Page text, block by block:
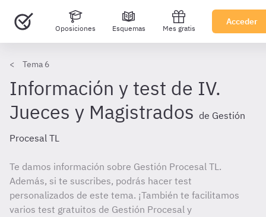
Oposiciones Esquemas Mes gratis
Acceder
Tema 6
Información y test de IV.
Jueces y Magistrados de Gestión
Procesal TL
Te damos información sobre Gestión Procesal TL.
Además, si te suscribes, podrás hacer test
personalizados de este tema. ¡También te facilitamos
varios test gratuitos de Gestión Procesal y